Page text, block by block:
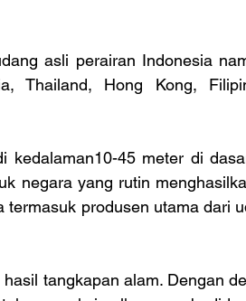
asli perairan Indonesia
Thailand, Hong Kong,
kedalaman10-45 meter di
negara yang rutin
produsen utama dari
tangkapan alam. Dengan